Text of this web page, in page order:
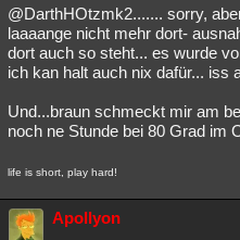
@DarthHOtzmk2....... sorry,
laaaange nicht mehr dort-
dort auch so steht... es wurde
ich kan halt auch nix dafür... iss
Und...braun schmeckt mir am
noch ne Stunde bei 80 Grad im
life is short, play hard!
Apollyon